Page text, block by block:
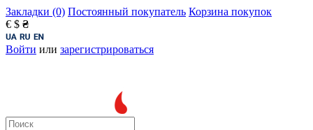
Закладки (0) Постоянный покупатель Корзина покупок
€ $ ₴
Войти или зарегистрироваться